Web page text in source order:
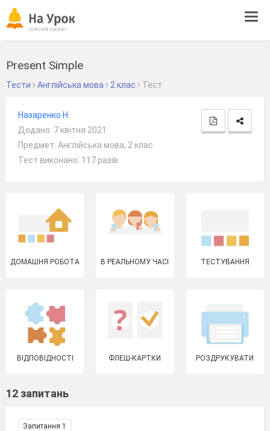
Present Simple
Тести Англійська мова 2 клас Тест
Назаренко Н.
Додано: 7 квітня 2021
Предмет: Англійська мова, 2 клас
Тест виконано: 117 разів
ДОМАШНЯ РОБОТА В РЕАЛЬНОМУ ЧАСІ ТЕСТУВАННЯ
ВІДПОВІДНОСТІ ФЛЕШ-КАРТКИ РОЗДРУКУВАТИ
12 запитань
Запитання 1